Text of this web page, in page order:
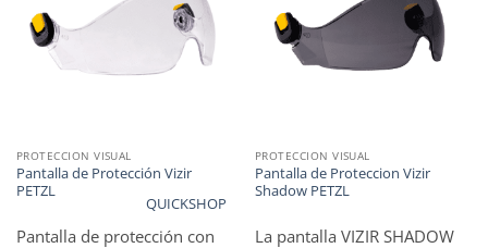
PROTECCION VISUAL
Pantalla de Protección Vizir
PETZL
Pantalla de protección con
PROTECCION VISUAL
Pantalla de Proteccion Vizir
Shadow PETZL
QUICKSHOP
La pantalla VIZIR SHADOW